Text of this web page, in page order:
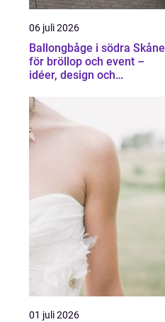
06 juli 2026
Ballongbåge i södra Skåne
för bröllop och event –
idéer, design och
01 juli 2026